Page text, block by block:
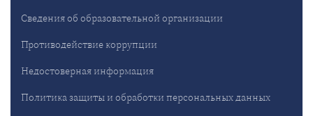
Сведения об образовательной организации
Противодействие коррупции
Недостоверная информация
Политика защиты и обработки персональных данных